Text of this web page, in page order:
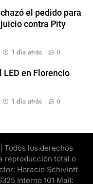
el pedido para
contra Pity
1 día atrás 0
LED en Florencio
1 día atrás 0
Todos los derechos
reproducción total o
Horacio Schivintt.
Interno 101 Mail: